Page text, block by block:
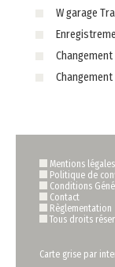
W garage
Mentions légales
Politique de
Conditions
Contact
Règlementation
Tous droits
Carte grise par